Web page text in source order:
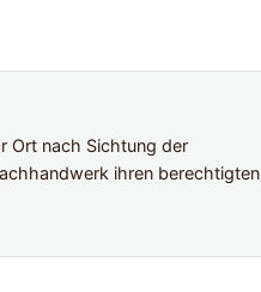
Ort nach Sichtung der
ihren berechtigten